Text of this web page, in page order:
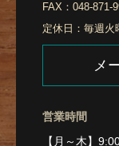
FAX： 048-871-
定休日： 毎週火
メ
営業時間
【月～木】